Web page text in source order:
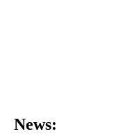
News: